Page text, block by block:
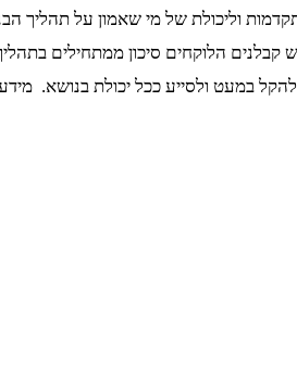
וליכולת של מי שאמון על תהליך
הלוקחים סיכון ממתחילים
במעט ולסייע ככל יכולת בנושא. מידע